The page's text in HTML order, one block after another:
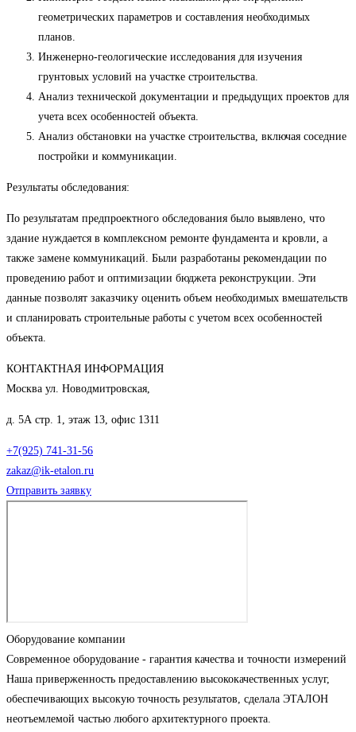
геометрических параметров и составления необходимых
планов.
Инженерно-геологические исследования для изучения
грунтовых условий на участке строительства.
Анализ технической документации и предыдущих проектов для
учета всех особенностей объекта.
Анализ обстановки на участке строительства, включая соседние
постройки и коммуникации.
Результаты обследования:
По результатам предпроектного обследования было выявлено, что
здание нуждается в комплексном ремонте фундамента и кровли, а
также замене коммуникаций. Были разработаны рекомендации по
проведению работ и оптимизации бюджета реконструкции. Эти
данные позволят заказчику оценить объем необходимых вмешательств
и спланировать строительные работы с учетом всех особенностей
объекта.
КОНТАКТНАЯ ИНФОРМАЦИЯ
Москва ул. Новодмитровская,
д. 5А стр. 1, этаж 13, офис 1311
+7(925) 741-31-56
zakaz@ik-etalon.ru
Отправить заявку
Оборудование компании
Современное оборудование - гарантия качества и точности измерений
Наша приверженность предоставлению высококачественных услуг,
обеспечивающих высокую точность результатов, сделала ЭТАЛОН
неотъемлемой частью любого архитектурного проекта.